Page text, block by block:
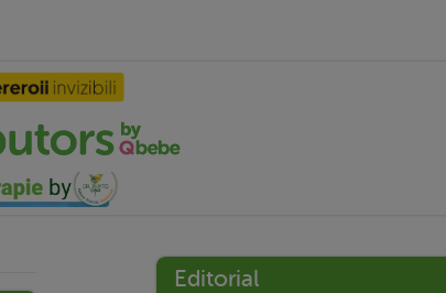
Editorial